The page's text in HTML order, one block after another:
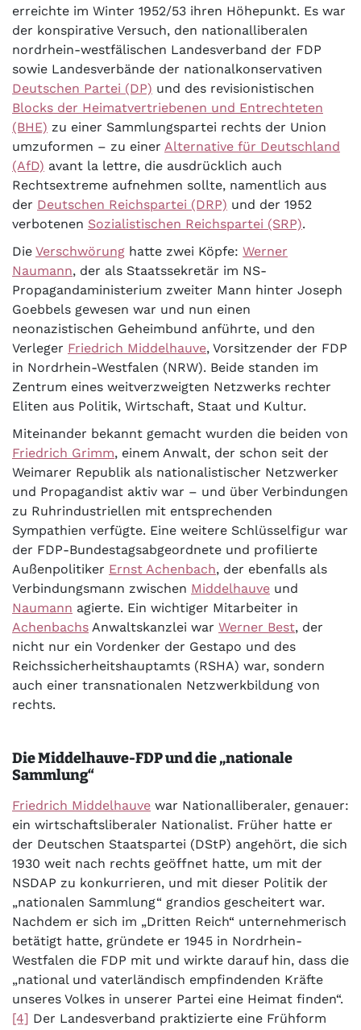
erreichte im Winter 1952/53 ihren Höhepunkt. Es war
der konspirative Versuch, den nationalliberalen
nordrhein-westfälischen Landesverband der FDP
sowie Landesverbände der nationalkonservativen
Deutschen Partei (DP) und des revisionistischen
Blocks der Heimatvertriebenen und Entrechteten
(BHE) zu einer Sammlungspartei rechts der Union
umzuformen – zu einer Alternative für Deutschland
(AfD) avant la lettre, die ausdrücklich auch
Rechtsextreme aufnehmen sollte, namentlich aus
der Deutschen Reichspartei (DRP) und der 1952
verbotenen Sozialistischen Reichspartei (SRP).
Die Verschwörung hatte zwei Köpfe: Werner
Naumann, der als Staatssekretär im NS-
Propagandaministerium zweiter Mann hinter Joseph
Goebbels gewesen war und nun einen
neonazistischen Geheimbund anführte, und den
Verleger Friedrich Middelhauve, Vorsitzender der FDP
in Nordrhein-Westfalen (NRW). Beide standen im
Zentrum eines weitverzweigten Netzwerks rechter
Eliten aus Politik, Wirtschaft, Staat und Kultur.
Miteinander bekannt gemacht wurden die beiden von
Friedrich Grimm, einem Anwalt, der schon seit der
Weimarer Republik als nationalistischer Netzwerker
und Propagandist aktiv war – und über Verbindungen
zu Ruhrindustriellen mit entsprechenden
Sympathien verfügte. Eine weitere Schlüsselfigur war
der FDP-Bundestagsabgeordnete und profilierte
Außenpolitiker Ernst Achenbach, der ebenfalls als
Verbindungsmann zwischen Middelhauve und
Naumann agierte. Ein wichtiger Mitarbeiter in
Achenbachs Anwaltskanzlei war Werner Best, der
nicht nur ein Vordenker der Gestapo und des
Reichssicherheitshauptamts (RSHA) war, sondern
auch einer transnationalen Netzwerkbildung von
rechts.
Die Middelhauve-FDP und die „nationale
Sammlung“
Friedrich Middelhauve war Nationalliberaler, genauer:
ein wirtschaftsliberaler Nationalist. Früher hatte er
der Deutschen Staatspartei (DStP) angehört, die sich
1930 weit nach rechts geöffnet hatte, um mit der
NSDAP zu konkurrieren, und mit dieser Politik der
„nationalen Sammlung“ grandios gescheitert war.
Nachdem er sich im „Dritten Reich“ unternehmerisch
betätigt hatte, gründete er 1945 in Nordrhein-
Westfalen die FDP mit und wirkte darauf hin, dass die
„national und vaterländisch empfindenden Kräfte
unseres Volkes in unserer Partei eine Heimat finden“.
[4] Der Landesverband praktizierte eine Frühform